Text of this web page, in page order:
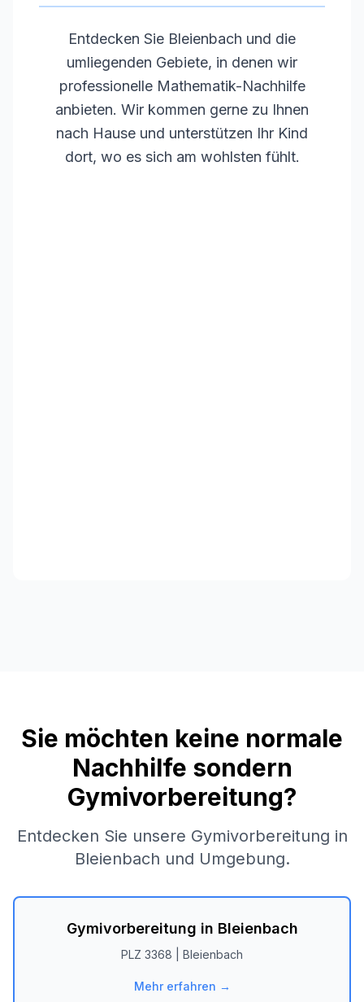
Entdecken Sie Bleienbach und die
umliegenden Gebiete, in denen wir
professionelle Mathematik-Nachhilfe
anbieten. Wir kommen gerne zu Ihnen
nach Hause und unterstützen Ihr Kind
dort, wo es sich am wohlsten fühlt.
Sie möchten keine normale
Nachhilfe sondern
Gymivorbereitung?
Entdecken Sie unsere Gymivorbereitung in
Bleienbach und Umgebung.
Gymivorbereitung in Bleienbach
PLZ 3368 Bleienbach
Mehr erfahren →